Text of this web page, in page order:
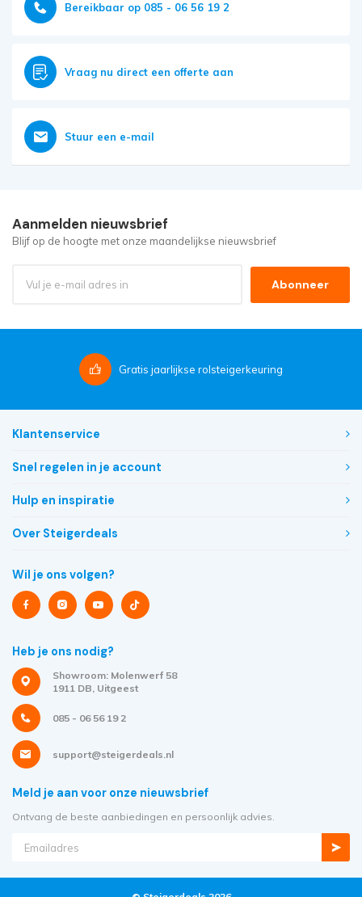
Bereikbaar op 085 - 06 56 19 2
Vraag nu direct een offerte aan
Stuur een e-mail
Aanmelden nieuwsbrief
Blijf op de hoogte met onze maandelijkse nieuwsbrief
Abonneer
Gratis jaarlijkse rolsteigerkeuring
Klantenservice
Snel regelen in je account
Hulp en inspiratie
Over Steigerdeals
Wil je ons volgen?
Heb je ons nodig?
Showroom: Molenwerf 58
1911 DB, Uitgeest
085 - 06 56 19 2
support@steigerdeals.nl
Meld je aan voor onze nieuwsbrief
Ontvang de beste aanbiedingen en persoonlijk advies.